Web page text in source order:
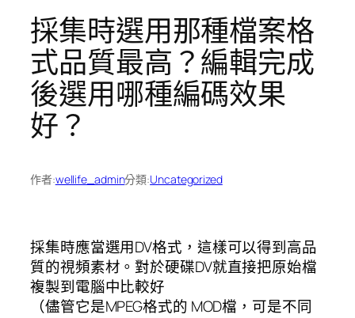
採集時選用那種檔案格
式品質最高？編輯完成
後選用哪種編碼效果
好？
作者:wellife_admin分類:Uncategorized
採集時應當選用DV格式，這樣可以得到高品
質的視頻素材。對於硬碟DV就直接把原始檔
複製到電腦中比較好
（儘管它是MPEG格式的 MOD檔，可是不同